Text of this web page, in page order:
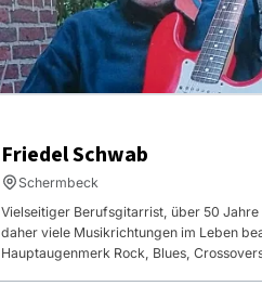
Friedel Schwab
Schermbeck
Vielseitiger Berufsgitarrist, über 50 Jahre
daher viele Musikrichtungen im Leben
Hauptaugenmerk Rock, Blues,